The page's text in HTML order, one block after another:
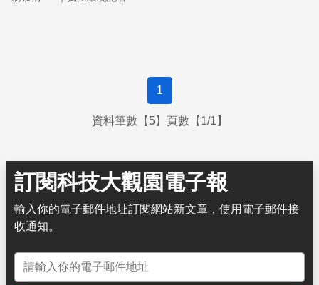
1
資料筆數【5】頁數【1/1】
訂閱科技大觀園電子報
輸入你的電子郵件地址訂閱網站新文章，使用電子郵件接
收通知。
電子郵件地址